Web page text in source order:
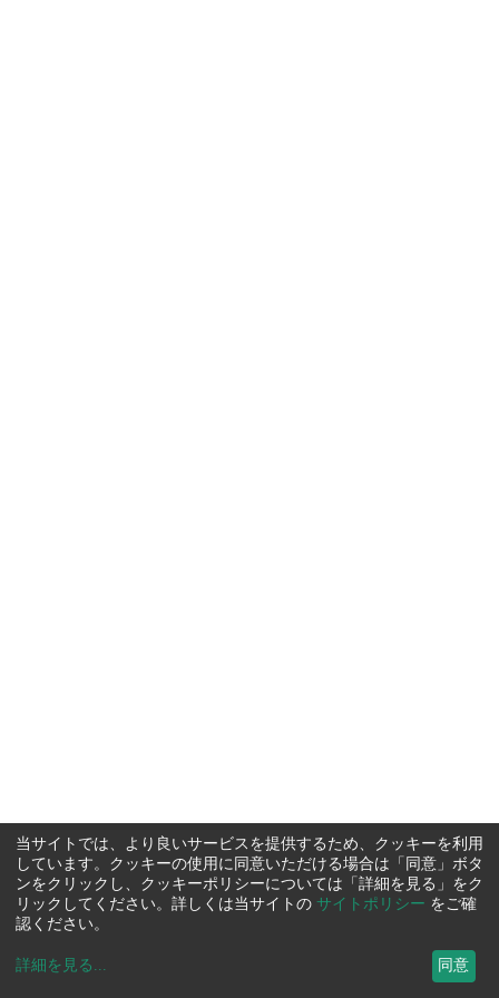
当サイトでは、より良いサービスを提供するため、クッキーを利用
しています。クッキーの使用に同意いただける場合は「同意」ボタ
ンをクリックし、クッキーポリシーについては「詳細を見る」をク
リックしてください。詳しくは当サイトの サイトポリシー をご確
認ください。
詳細を見る ... 同意